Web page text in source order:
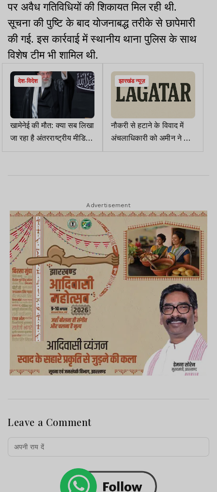
पर अवैध गतिविधियों की शिकायत मिल रही थी.
सूचना की पुष्टि के बाद योजनाबद्ध तरीके से छापेमारी
की गई. इस कार्रवाई में स्थानीय थाना पुलिस के साथ
विशेष टीम भी शामिल थी.
देश-विदेश
खामेनेई की मौत: क्या सब लिखा
जा रहा है अंतरराष्ट्रीय मीडिया
में
झारखंड न्यूज़
नौकरी से हटाने के विवाद में
अंचलाधिकारी को अमीन ने दी
गोली मारने की धमकी
Advertisement
Leave a Comment